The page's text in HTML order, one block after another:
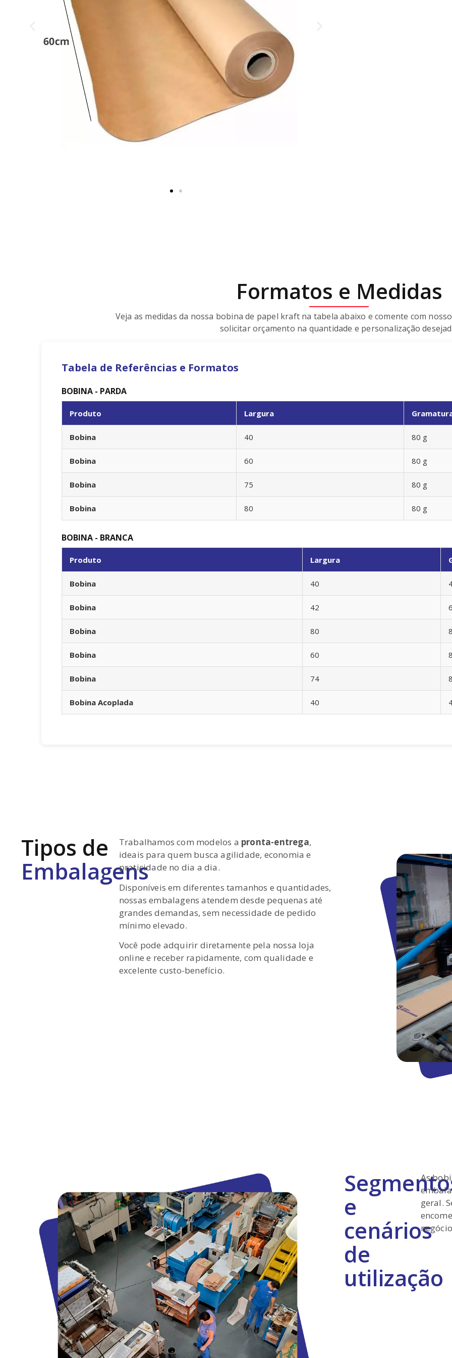
Formatos e Medidas
Veja as medidas da nossa bobina de papel kraft na tabela abaixo e comente com
solicitar orçamento na quantidade e personalização
Tabela de Referências e Formatos
BOBINA - PARDA
Produto Largura
Bobina 40 80 g
Bobina 60 80 g
Bobina 75 80 g
Bobina 80 80 g
BOBINA - BRANCA
Produto Largura
Bobina 40
Bobina 42
Bobina 80
Bobina 60
Bobina 74
Bobina Acoplada 40
Tipos de
Embalagens
Trabalhamos com modelos a pronta-entrega,
ideais para quem busca agilidade, economia e
praticidade no dia a dia.
Disponíveis em diferentes tamanhos e quantidades,
nossas embalagens atendem desde pequenas até
grandes demandas, sem necessidade de pedido
mínimo elevado.
Você pode adquirir diretamente pela nossa loja
online e receber rapidamente, com qualidade e
excelente custo-benefício.
e
cenários
de
utilização
As
geral.